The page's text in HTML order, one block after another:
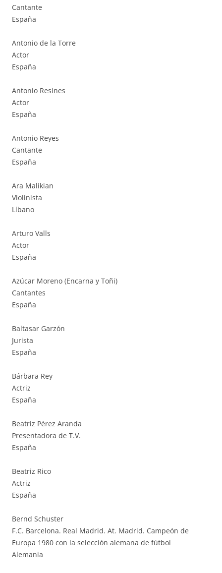
Cantante
España
Antonio de la Torre
Actor
España
Antonio Resines
Actor
España
Antonio Reyes
Cantante
España
Ara Malikian
Violinista
Líbano
Arturo Valls
Actor
España
Azúcar Moreno (Encarna y Toñi)
Cantantes
España
Baltasar Garzón
Jurista
España
Bárbara Rey
Actriz
España
Beatriz Pérez Aranda
Presentadora de T.V.
España
Beatriz Rico
Actriz
España
Bernd Schuster
F.C. Barcelona. Real Madrid. At. Madrid. Campeón de
Europa 1980 con la selección alemana de fútbol
Alemania